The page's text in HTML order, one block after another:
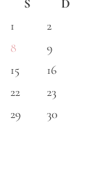
S
D
1
2
8
9
15
16
22
23
29
30